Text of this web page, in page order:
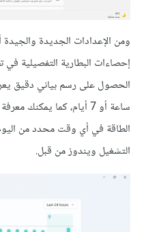
ومن الإعدادات الجديدة
إحصاءات البطارية التفصيلية
ساعة أو 7 أيام، كما
الطاقة في أي وقت محدد من
التشغيل ويندوز من قبل.